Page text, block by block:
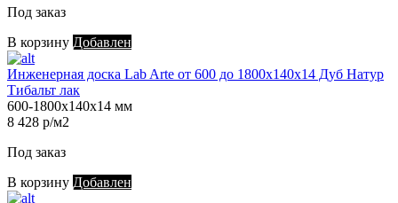
Под заказ
В корзину Добавлен
Инженерная доска Lab Arte от 600 до 1800х140х14 Дуб Натур
Тибальт лак
600-1800х140х14 мм
8 428 р/м2
Под заказ
В корзину Добавлен